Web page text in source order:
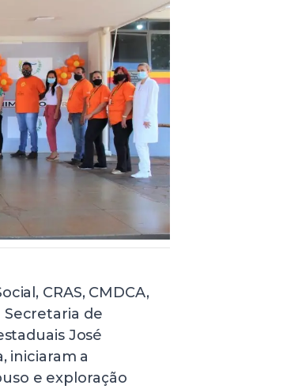
CRAS, CMDCA,
de
José
iniciaram a
e exploração